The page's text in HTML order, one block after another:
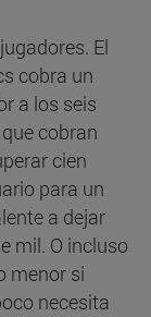
El
cobra un
a los seis
cobran
cien
para un
a dejar
mil. O incluso
menor si
necesita